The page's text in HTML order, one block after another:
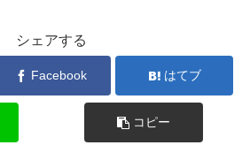
シェアする
Facebook はてブ
コピー